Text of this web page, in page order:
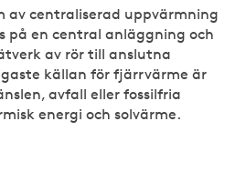
av centraliserad uppvärmning
på en central anläggning och
av rör till anslutna
källan för fjärrvärme är
avfall eller fossilfria
energi och solvärme.